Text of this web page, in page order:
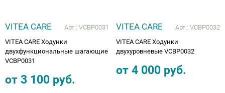
VITEA CARE Арт.: VCBP0031
VITEA CARE Ходунки
двухфункциональные шагающие
VCBP0031
от 3 100 руб.
VITEA CARE Арт.: VCBP0032
VITEA CARE Ходунки
двухуровневые VCBP0032
от 4 000 руб.